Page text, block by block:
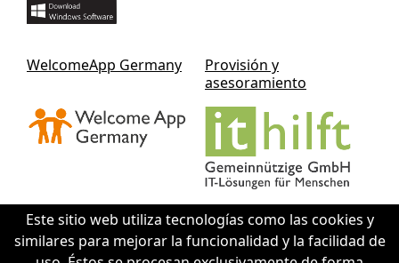
Este sitio web utiliza tecnologías como las cookies y
similares para mejorar la funcionalidad y la facilidad de
WelcomeApp Germany
Provisión y
asesoramiento
Contact IThilft gGmbH